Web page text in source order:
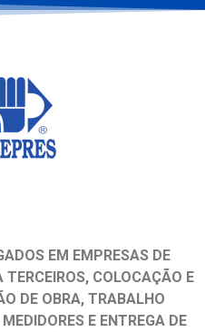
EM EMPRESAS DE
TERCEIROS, COLOCAÇÃO E
DE OBRA, TRABALHO
E ENTREGA DE